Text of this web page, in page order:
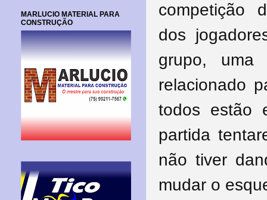
competição
dos
grupo,
relacionado
todos estão
partida
não tiver
mudar o
MARLUCIO MATERIAL PARA
CONSTRUÇÃO